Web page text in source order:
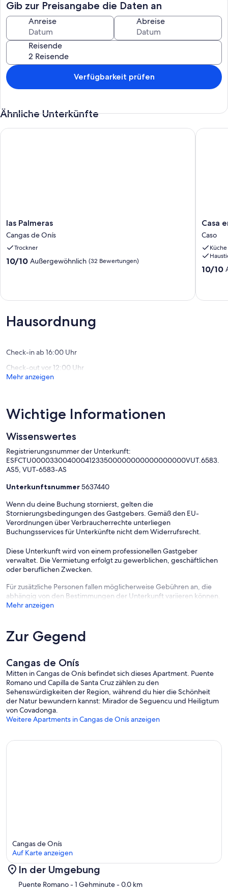
Gib zur Preisangabe die Daten an
Anreise Abreise
Reisende
Verfügbarkeit prüfen
Ähnliche Unterkünfte
las
Palmeras
Cangas
de
Onís
las Palmeras
Cangas de Onís
Trockner
10.0
10/10 Außergewöhnlich (32 Bewertungen)
las Palmeras
Casa
en
Campo
de
Caso
Caso
Casa
Caso
Küche
10.0
10/10
Casa en
Hausordnung
Check-in ab 16:00 Uhr
Check-out vor 12:00 Uhr
Mehr anzeigen
Wichtige Informationen
Wissenswertes
Registrierungsnummer der Unterkunft:
ESFCTU00003300400041233500000000000000000VUT.6583.
AS5, VUT-6583-AS
Unterkunftsnummer5637440
Wenn du deine Buchung stornierst, gelten die
Stornierungsbedingungen des Gastgebers. Gemäß den EU-
Verordnungen über Verbraucherrechte unterliegen
Buchungsservices für Unterkünfte nicht dem Widerrufsrecht.
Diese Unterkunft wird von einem professionellen Gastgeber
verwaltet. Die Vermietung erfolgt zu gewerblichen, geschäftlichen
oder beruflichen Zwecken.
Für zusätzliche Personen fallen möglicherweise Gebühren an, die
abhängig von den Bestimmungen der Unterkunft variieren können.
Mehr anzeigen
Zur Gegend
Cangas de Onís
Mitten in Cangas de Onís befindet sich dieses Apartment. Puente
Romano und Capilla de Santa Cruz zählen zu den
Sehenswürdigkeiten der Region, während du hier die Schönheit
der Natur bewundern kannst: Mirador de Seguencu und Heiligtum
von Covadonga.
Weitere Apartments in Cangas de Onís anzeigen
Karte
Cangas de Onís
Auf Karte anzeigen
In der Umgebung
Puente Romano- 1 Gehminute- 0.0 km